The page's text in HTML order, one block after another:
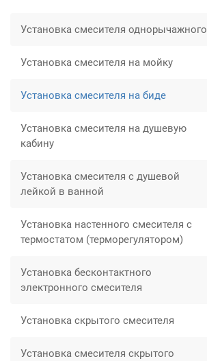
Установка смесителя однорычажного
Установка смесителя на мойку
Установка смесителя на биде
Установка смесителя на душевую
кабину
Установка смесителя с душевой
лейкой в ванной
Установка настенного смесителя с
термостатом (терморегулятором)
Установка бесконтактного
электронного смесителя
Установка скрытого смесителя
Установка смесителя скрытого